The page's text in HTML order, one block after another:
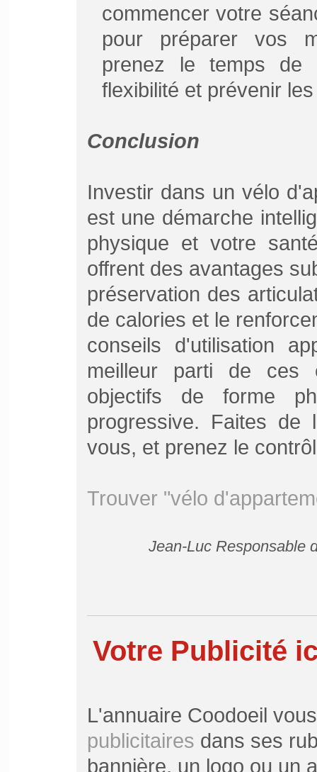
commencer votre
pour préparer vos
prenez le temps de
flexibilité et prévenir
Conclusion
Investir dans un vélo
est une démarche
physique et votre
offrent des avantages
préservation des
de calories et le
conseils d'utilisation
meilleur parti de ces
objectifs de forme
progressive. Faites de
vous, et prenez le
Trouver "vélo
Jean-Luc Responsable
Votre Publicité
L'annuaire Coodoeil
publicitaires dans ses
bannière, un logo ou un